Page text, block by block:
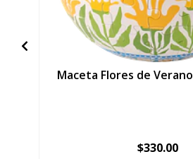
Maceta Flores de
$330.00